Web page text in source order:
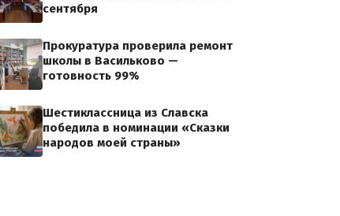
сентября
Прокуратура проверила ремонт
школы в Васильково —
готовность 99%
Шестиклассница из Славска
победила в номинации «Сказки
народов моей страны»